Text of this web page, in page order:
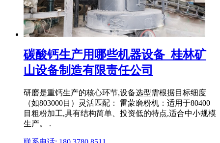
碳酸钙生产用哪些机器设备_桂林矿
山设备制造有限责任公司
研磨是重钙生产的核心环节,设备选型需根据目标细度
（如803000目）灵活匹配： 雷蒙磨粉机：适用于80400
目粗粉加工,具有结构简单、投资低的特点,适合中小规模
生产。 .